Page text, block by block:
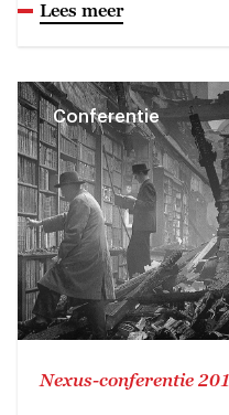
Lees meer
Conferentie
Nexus-conferentie